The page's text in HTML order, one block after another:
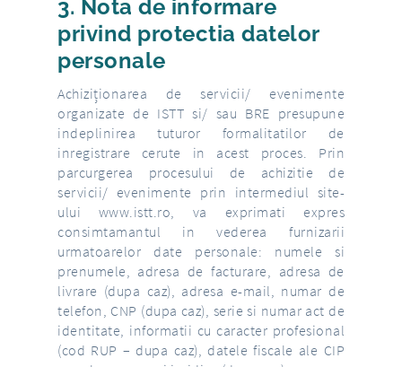
3. Nota de informare
privind protectia datelor
personale
Achiziționarea de servicii/ evenimente
organizate de ISTT si/ sau BRE presupune
indeplinirea tuturor formalitatilor de
inregistrare cerute in acest proces. Prin
parcurgerea procesului de achizitie de
servicii/ evenimente prin intermediul site-
ului www.istt.ro, va exprimati expres
consimtamantul in vederea furnizarii
urmatoarelor date personale: numele si
prenumele, adresa de facturare, adresa de
livrare (dupa caz), adresa e-mail, numar de
telefon, CNP (dupa caz), serie si numar act de
identitate, informatii cu caracter profesional
(cod RUP – dupa caz), datele fiscale ale CIP